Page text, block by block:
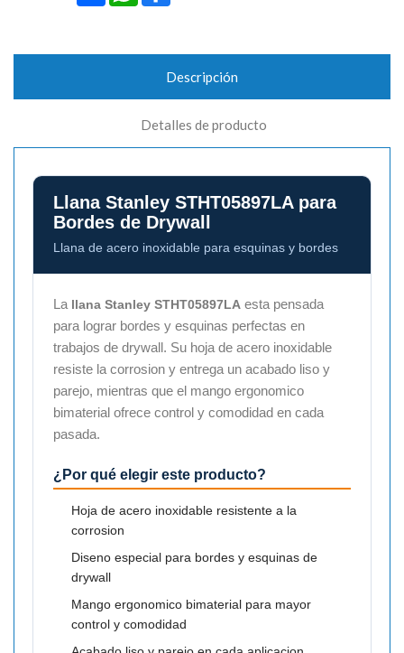
Descripción
Detalles de producto
Llana Stanley STHT05897LA para
Bordes de Drywall
Llana de acero inoxidable para esquinas y bordes
La llana Stanley STHT05897LA esta pensada
para lograr bordes y esquinas perfectas en
trabajos de drywall. Su hoja de acero inoxidable
resiste la corrosion y entrega un acabado liso y
parejo, mientras que el mango ergonomico
bimaterial ofrece control y comodidad en cada
pasada.
¿Por qué elegir este producto?
Hoja de acero inoxidable resistente a la
corrosion
Diseno especial para bordes y esquinas de
drywall
Mango ergonomico bimaterial para mayor
control y comodidad